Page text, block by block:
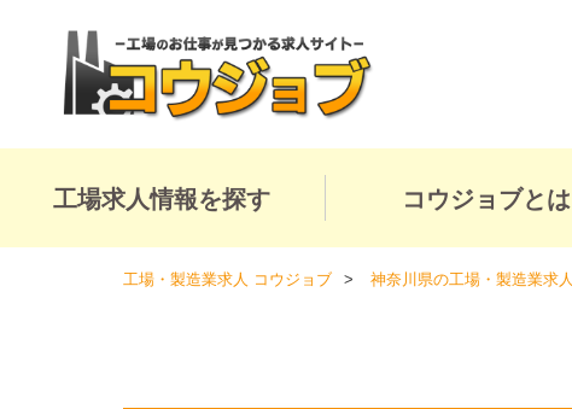
工場求人情報を探す コウジョブとは
工場・製造業求人 コウジョブ 神奈川県の工場・製造業求人